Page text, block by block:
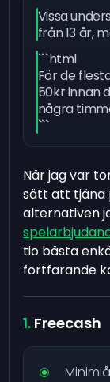
Vissa
från 13 år,
```html
För de
50kr innan
några
```
När jag var
sätt att tjäna
alternativen
tio bästa
fortfarande
Freecash